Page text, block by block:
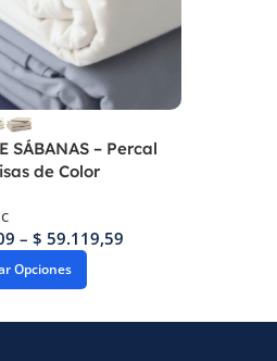
SÁBANAS – Percal
de Color
– $ 59.119,59
Opciones